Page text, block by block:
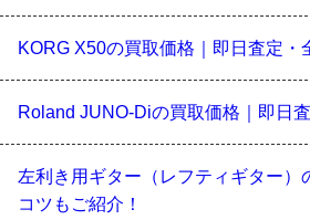
KORG X50の買取価格｜即日査定・
Roland JUNO-Diの買取価格｜即日
左利き用ギター（レフティギター）
コツもご紹介！